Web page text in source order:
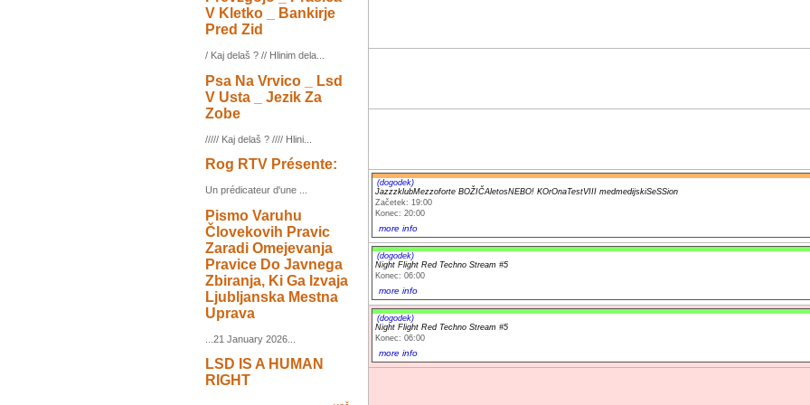
V Kletko _ Bankirje
Pred Zid
/ Kaj delaš ? // Hlinim dela...
Psa Na Vrvico _ Lsd
V Usta _ Jezik Za
Zobe
///// Kaj delaš ? //// Hlini...
Rog RTV Présente:
Un prédicateur d'une ...
Pismo Varuhu
Človekovih Pravic
Zaradi Omejevanja
Pravice Do Javnega
Zbiranja, Ki Ga Izvaja
Ljubljanska Mestna
Uprava
...21 January 2026...
LSD IS A HUMAN
RIGHT
(dogodek)
JazzzklubMezzoforte BOŽIČAletosNEBO! KOrOnaTestVIII medmedijskiSeSSion
Začetek: 19:00
Konec: 20:00
more info
(dogodek)
Night Flight Red Techno Stream #5
Konec: 06:00
more info
(dogodek)
Night Flight Red Techno Stream #5
Konec: 06:00
more info